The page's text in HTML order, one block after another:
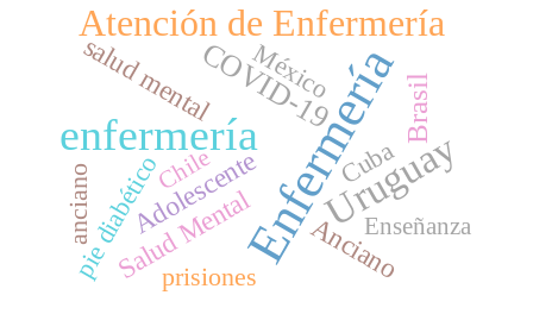
Enfermería
enfermería Uruguay
Atención de Enfermería
COVID-19 Brasil
Adolescente
Anciano
Salud Mental
salud mental
pie diabéticoprisiones
México
Cuba
anciano Enseñanza
Chile